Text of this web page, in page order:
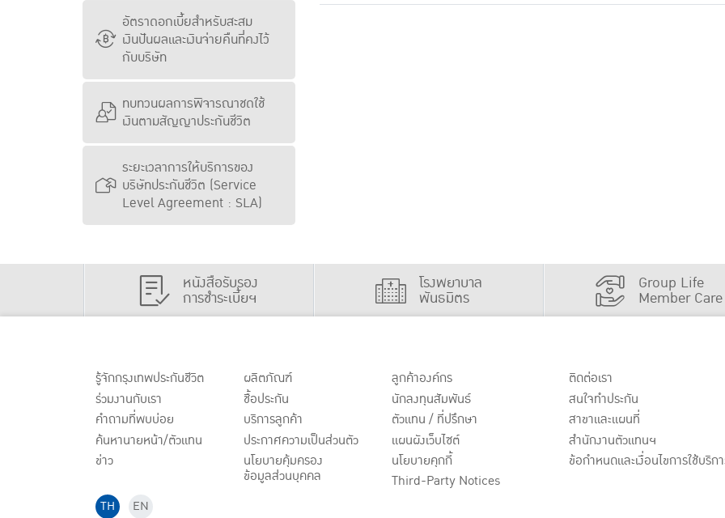
อัตราดอกเบี้ยสำหรับสะสม
เงินปันผลและเงินจ่ายคืนที่คงไว้
กับบริษัท
ทบทวนผลการพิจารณาชดใช้
เงินตามสัญญาประกันชีวิต
ระยะเวลาการให้บริการของ
บริษัทประกันชีวิต (Service
Level Agreement : SLA)
หนังสือรับรอง
การชำระเบี้ยฯ
โรงพยาบาล
พันธมิตร
Group Life
Member Care
รู้จักกรุงเทพประกันชีวิต
ร่วมงานกับเรา
คำถามที่พบบ่อย
ค้นหานายหน้า/ตัวแทน
ข่าว
ผลิตภัณฑ์
ชื้อประกัน
บริการลูกค้า
ประกาศความเป็นส่วนตัว
นโยบายคุ้มครอง
ข้อมูลส่วนบุคคล
ลูกค้าองค์กร
นักลงทุนสัมพันธ์
ตัวแทน / ที่ปรึกษา
แผนผังเว็บไซต์
นโยบายคุกกี้
Third-Party Notices
ติดต่อเรา
สนใจทำประกัน
สาขาและแผนที่
สำนักงานตัวแทนฯ
ข้อกำหนดและเงื่อนไขการใช้บริก
TH EN